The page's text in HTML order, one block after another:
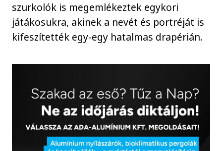
szurkolók is megemlékeztek egykori
játákosukra, akinek a nevét és portréját is
kifeszítették egy-egy hatalmas drapérián.